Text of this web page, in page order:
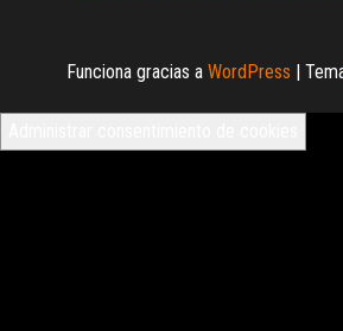
Funciona gracias a WordPress